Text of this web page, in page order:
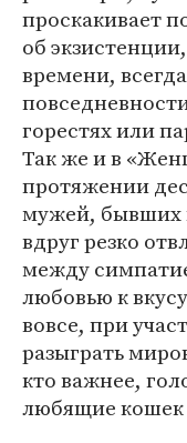
проскакивает
об
времени,
горестях или
Так же и в
протяжении
мужей, бывших
вдруг резко
между
любовью к
вовсе, при
разыграть
кто важнее,
любящие